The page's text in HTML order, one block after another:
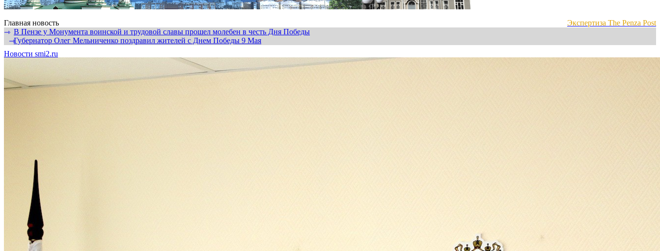
Главная новость
Экспертиза The Penza Post
⇾ В Пензе у Монумента воинской и трудовой славы прошел молебен в честь Дня Победы
⇾Губернатор Олег Мельниченко поздравил жителей с Днем Победы 9 Мая
Новости smi2.ru